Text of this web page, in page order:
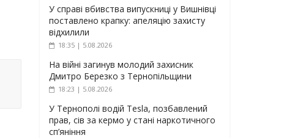
У справі вбивства випускниці у Вишнівці
поставлено крапку: апеляцію захисту
відхилили
18:35 | 5.08.2026
На війні загинув молодий захисник
Дмитро Березко з Тернопільщини
18:23 | 5.08.2026
У Тернополі водій Tesla, позбавлений
прав, сів за кермо у стані наркотичного
сп’яніння